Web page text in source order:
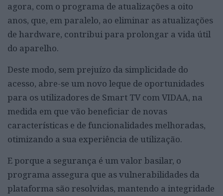
agora, com o programa de atualizações a oito
anos, que, em paralelo, ao eliminar as atualizações
de hardware, contribui para prolongar a vida útil
do aparelho.
Deste modo, sem prejuízo da simplicidade do
acesso, abre-se um novo leque de oportunidades
para os utilizadores de Smart TV com VIDAA, na
medida em que vão beneficiar de novas
características e de funcionalidades melhoradas,
otimizando a sua experiência de utilização.
E porque a segurança é um valor basilar, o
programa assegura que as vulnerabilidades da
plataforma são resolvidas, mantendo a integridade